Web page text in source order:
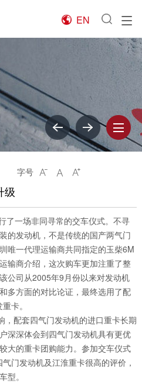

EN
字号   
级
一场非同寻常的交车仪式。不寻
的发动机，不是传统的国产两气门
唯一代理运输商共同指定的玉柴6M
输商介绍，这次购车更加注重了整
公司从2005年9月份以来对发动机
多方面的对比论证，最终选用了配
卡。
配套四气门发动机的进口重卡长期
深深体会到四气门发动机具有更优
大的重卡团购能力。参加交车仪式
门发动机及江淮重卡很高的评价，
型。